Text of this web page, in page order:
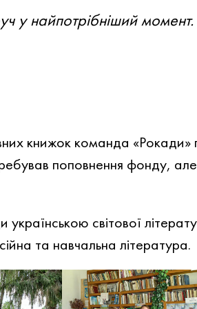
у найпотрібніший момент.
книжок команда «Рокади»
поповнення фонду,
світової
та навчальна література.